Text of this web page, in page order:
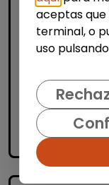
tecnológico
10ª edici&...
% de
aceptas que
terminal, o
uso